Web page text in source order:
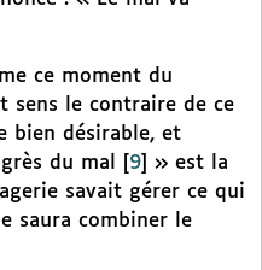
ce moment du
sens le contraire de ce
bien désirable, et
du mal
9
» est la
savait gérer ce qui
saura combiner le